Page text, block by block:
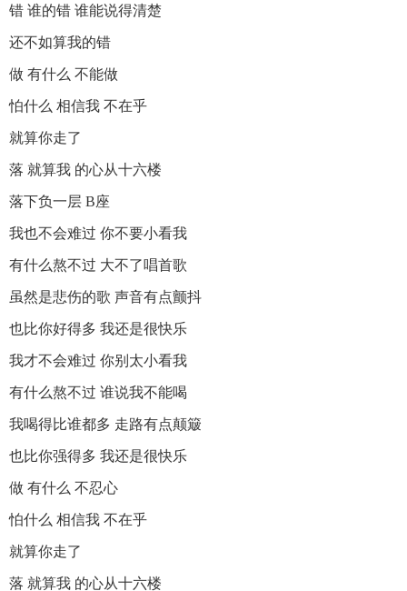
错 谁的错 谁能说得清楚
还不如算我的错
做 有什么 不能做
怕什么 相信我 不在乎
就算你走了
落 就算我 的心从十六楼
落下负一层 B座
我也不会难过 你不要小看我
有什么熬不过 大不了唱首歌
虽然是悲伤的歌 声音有点颤抖
也比你好得多 我还是很快乐
我才不会难过 你别太小看我
有什么熬不过 谁说我不能喝
我喝得比谁都多 走路有点颠簸
也比你强得多 我还是很快乐
做 有什么 不忍心
怕什么 相信我 不在乎
就算你走了
落 就算我 的心从十六楼